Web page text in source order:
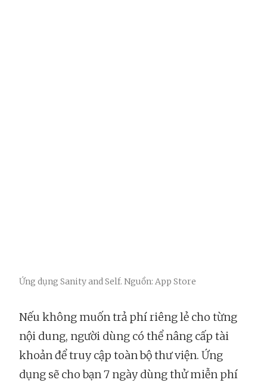
Ứng dụng Sanity and Self. Nguồn: App Store
Nếu không muốn trả phí riêng lẻ cho từng
nội dung, người dùng có thể nâng cấp tài
khoản để truy cập toàn bộ thư viện. Ứng
dụng sẽ cho bạn 7 ngày dùng thử miễn phí